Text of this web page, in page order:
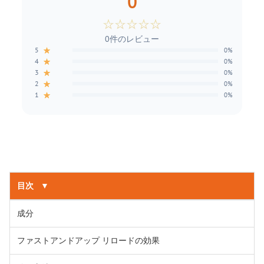
☆☆☆☆☆
0件のレビュー
5 ★ 0%
4 ★ 0%
3 ★ 0%
2 ★ 0%
1 ★ 0%
目次 ▼
成分
ファストアンドアップ リロードの効果